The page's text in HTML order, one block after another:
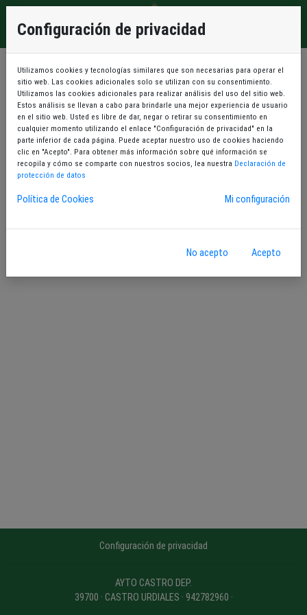
NUEVA RESERVA
MIS RESERVAS
Configuración de privacidad
AYTO CASTRO DEP.
39700 · CASTRO URDIALES · 942782960 ·
Configuración de privacidad
Utilizamos cookies y tecnologías similares que son necesarias para operar el
sitio web. Las cookies adicionales solo se utilizan con su consentimiento.
Utilizamos las cookies adicionales para realizar análisis del uso del sitio web.
Estos análisis se llevan a cabo para brindarle una mejor experiencia de usuario
en el sitio web. Usted es libre de dar, negar o retirar su consentimiento en
cualquier momento utilizando el enlace "Configuración de privacidad" en la
parte inferior de cada página. Puede aceptar nuestro uso de cookies haciendo
clic en "Acepto". Para obtener más información sobre qué información se
recopila y cómo se comparte con nuestros socios, lea nuestra Declaración de
protección de datos
Política de Cookies Mi configuración
No acepto Acepto